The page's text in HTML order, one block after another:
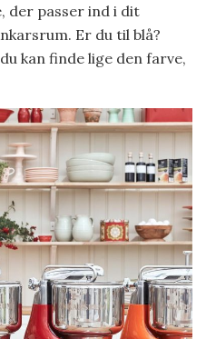
der passer ind i dit
Er du til blå?
kan finde lige den farve,